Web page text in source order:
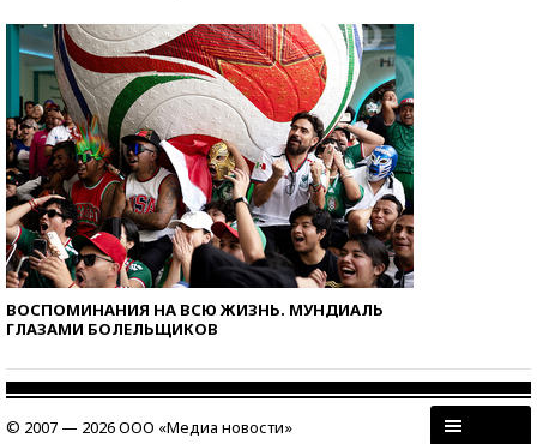
ВОСПОМИНАНИЯ НА ВСЮ ЖИЗНЬ. МУНДИАЛЬ
ГЛАЗАМИ БОЛЕЛЬЩИКОВ
© 2007 — 2026 ООО «Медиа новости»